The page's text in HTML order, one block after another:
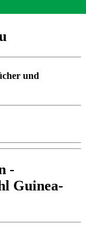
und
-
Guinea-